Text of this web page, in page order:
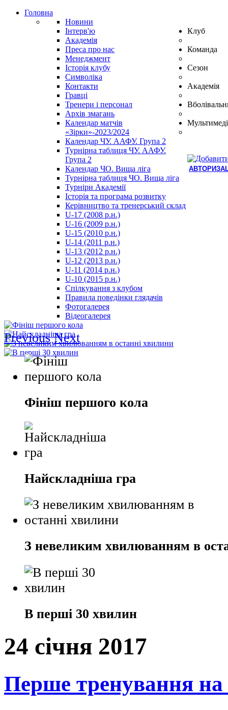
Головна
Новини
Інтерв'ю
Академія
Преса про нас
Клуб
Менеджмент
Історія клубу
Символіка
Контакти
Команда
Гравці
Тренери і персонал
Архів змагань
Сезон
Календар матчів
«Зірки»-2023/2024
Календар ЧУ. ААФУ. Група 2
Турнірна таблиця ЧУ. ААФУ.
Група 2
Календар ЧО. Вища ліга
Турнірна таблиця ЧО. Вища ліга
Академія
Турніри Академії
Історія та програма розвитку
Керівництво та тренерський склад
U-17 (2008 р.н.)
U-16 (2009 р.н.)
U-15 (2010 р.н.)
U-14 (2011 р.н.)
U-13 (2012 р.н.)
U-12 (2013 р.н.)
U-11 (2014 р.н.)
U-10 (2015 р.н.)
Спілкування з клубом
Правила поведінки глядачів
Фотогалерея
Відеогалерея
Previous Next
Фініш першого кола
Найскладніша гра
З невеликим хвилюванням в
В перші 30 хвилин
24 січня 2017
Перше тренування на